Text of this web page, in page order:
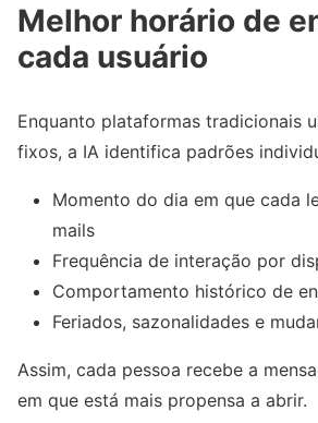
Melhor horário de
cada usuário
Enquanto plataformas tradicionais
fixos, a IA identifica padrões
Momento do dia em que cada
mails
Frequência de interação por
Comportamento histórico de
Feriados, sazonalidades e
Assim, cada pessoa recebe a
em que está mais propensa a abrir.